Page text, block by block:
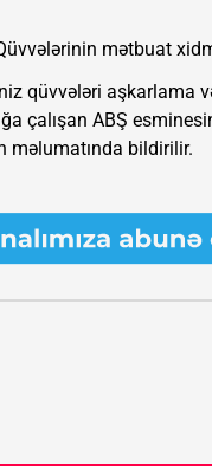
mətbuat
qüvvələri aşkarlama
çalışan ABŞ
məlumatında bildirilir.